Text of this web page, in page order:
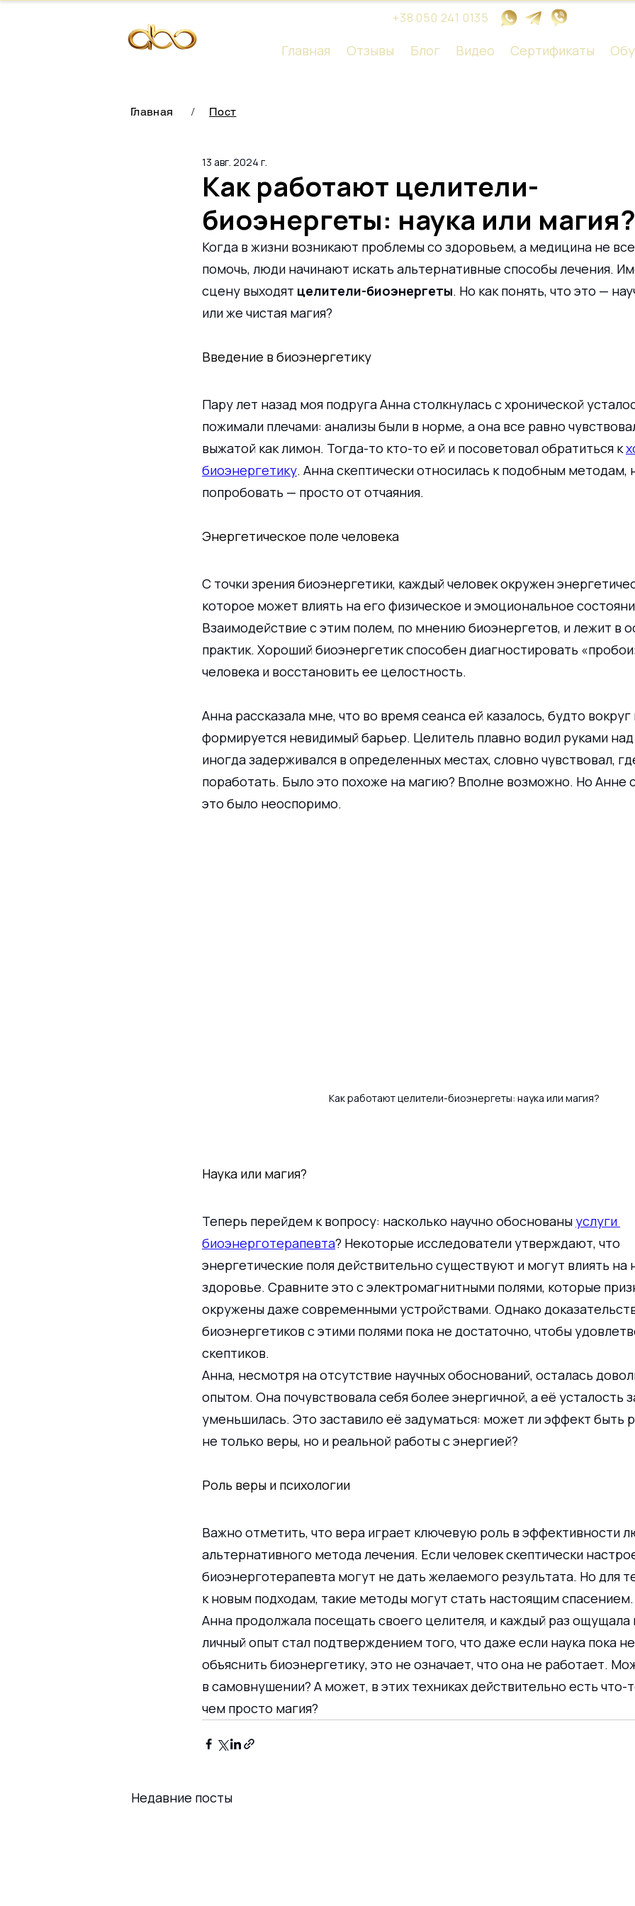
+38 050 241 0135
Главная Отзывы Блог Видео Сертификаты
Главная / Пост
Как работают целители-
биоэнергеты: наука или магия?
13 авг. 2024 г.
Когда в жизни возникают проблемы со здоровьем, а медицина не
помочь, люди начинают искать альтернативные способы лечения.
сцену выходят целители-биоэнергеты. Но как понять, что это —
или же чистая магия?
Введение в биоэнергетику
Пару лет назад моя подруга Анна столкнулась с хронической
пожимали плечами: анализы были в норме, а она все равно
выжатой как лимон. Тогда-то кто-то ей и посоветовал обратиться к
биоэнергетику. Анна скептически относилась к подобным
попробовать — просто от отчаяния.
Энергетическое поле человека
С точки зрения биоэнергетики, каждый человек окружен
которое может влиять на его физическое и эмоциональное
Взаимодействие с этим полем, по мнению биоэнергетов, и лежит в
практик. Хороший биоэнергетик способен диагностировать
человека и восстановить ее целостность.
Анна рассказала мне, что во время сеанса ей казалось, будто
формируется невидимый барьер. Целитель плавно водил руками
иногда задерживался в определенных местах, словно чувствовал,
поработать. Было это похоже на магию? Вполне возможно. Но Анне
это было неоспоримо.
Как работают целители-биоэнергеты: наука или магия?
Наука или магия?
Теперь перейдем к вопросу: насколько научно обоснованы услуги
биоэнерготерапевта? Некоторые исследователи утверждают, что
энергетические поля действительно существуют и могут влиять
здоровье. Сравните это с электромагнитными полями, которые
окружены даже современными устройствами. Однако
биоэнергетиков с этими полями пока не достаточно, чтобы
скептиков.
Анна, несмотря на отсутствие научных обоснований, осталась
опытом. Она почувствовала себя более энергичной, а её усталость
уменьшилась. Это заставило её задуматься: может ли эффект быть
не только веры, но и реальной работы с энергией?
Роль веры и психологии
Важно отметить, что вера играет ключевую роль в эффективности
альтернативного метода лечения. Если человек скептически
биоэнерготерапевта могут не дать желаемого результата. Но для
к новым подходам, такие методы могут стать настоящим спасением.
Анна продолжала посещать своего целителя, и каждый раз ощущала
личный опыт стал подтверждением того, что даже если наука пока
объяснить биоэнергетику, это не означает, что она не работает.
в самовнушении? А может, в этих техниках действительно есть
чем просто магия?
Недавние посты